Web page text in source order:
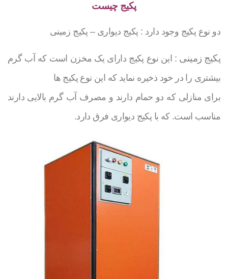
پکیج چیست
دو نوع پکیج وجود دارد : پکیج دیواری – پکیج زمینی
پکیج زمینی : این نوع پکیج دارای یک مخزن است که آب گرم
بیشتری را در خود ذخیره نماید که این نوع پکیج ها
برای منازلی که دو حمام دارند و مصرف آب گرم بالایی دارند
مناسب است. که با پکیج دیواری فرق دارد.